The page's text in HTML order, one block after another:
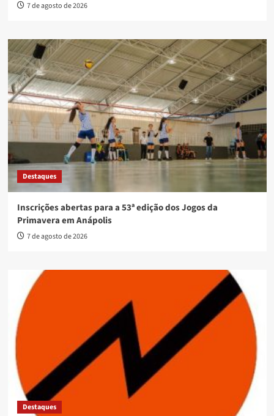
7 de agosto de 2026
Destaques
Inscrições abertas para a 53ª edição dos Jogos da
Primavera em Anápolis
7 de agosto de 2026
Destaques